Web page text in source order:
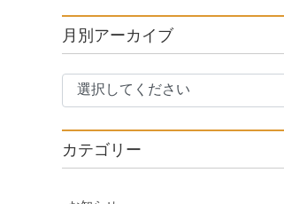
月別アーカイブ
カテゴリー